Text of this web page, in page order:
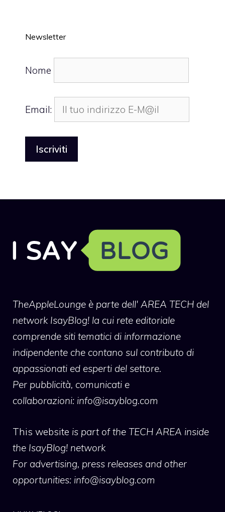
Newsletter
Nome
Email:
TheAppleLounge è parte dell' AREA TECH del
network IsayBlog! la cui rete editoriale
comprende siti tematici di informazione
indipendente che contano sul contributo di
appassionati ed esperti del settore.
Per pubblicità, comunicati e
collaborazioni: info@isayblog.com
This website is part of the TECH AREA inside
the IsayBlog! network
For advertising, press releases and other
opportunities: info@isayblog.com